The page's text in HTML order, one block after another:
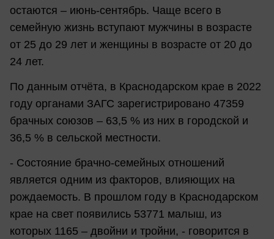
остаются – июнь-сентябрь. Чаще всего в
семейную жизнь вступают мужчины в возрасте
от 25 до 29 лет и женщины в возрасте от 20 до
24 лет.
По данным отчёта, в Краснодарском крае в 2022
году органами ЗАГС зарегистрировано 47359
брачных союзов – 63,5 % из них в городской и
36,5 % в сельской местности.
- Состояние брачно-семейных отношений
является одним из факторов, влияющих на
рождаемость. В прошлом году в Краснодарском
крае на свет появились 53771 малыш, из
которых 1165 – двойни и тройни, - говорится в